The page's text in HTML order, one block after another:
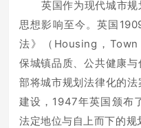
英国作为现代城市
思想影响至今。英国
法》（Housing，
保城镇品质、公共健康
部将城市规划法律化的
建设，1947年英国颁布
法定地位与自上而下的规